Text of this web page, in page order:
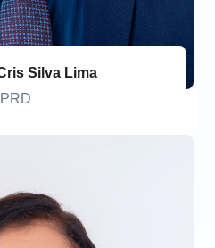
Silva Lima
PRD